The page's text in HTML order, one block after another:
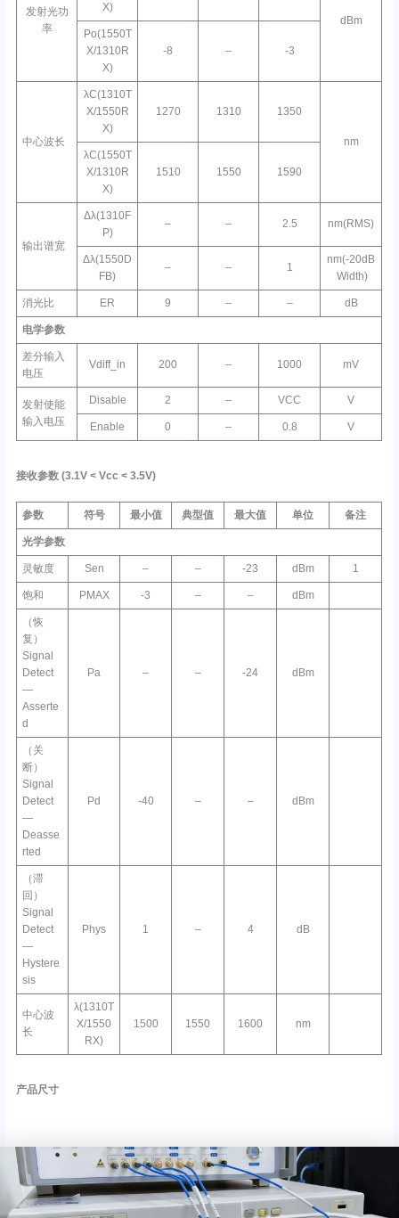
发射光功
率
X)
dBm
Po(1550T
X/1310R
X)
-8 – -3
中心波长
λC(1310T
X/1550R
X)
1270 1310 1350
nm
λC(1550T
X/1310R
X)
1510 1550 1590
输出谱宽
Δλ(1310F
P)
– – 2.5 nm(RMS)
Δλ(1550D
FB)
– – 1
nm(-20dB
Width)
消光比 ER 9 – – dB
电学参数
差分输入
电压
Vdiff_in 200 – 1000 mV
发射使能
输入电压
Disable 2 – VCC V
Enable 0 – 0.8 V
接收参数 (3.1V <Vcc < 3.5V)
参数 符号 最小值 典型值 最大值 单位 备注
光学参数
灵敏度 Sen – – -23 dBm 1
饱和 PMAX -3 – – dBm
（恢
复）
Signal
Detect
—
Asserte
d
Pa – – -24 dBm
（关
断）
Signal
Detect
—
Deasse
rted
Pd -40 – – dBm
（滞
回）
Signal
Detect
—
Hystere
sis
Phys 1 – 4 dB
中心波
长
λ(1310T
X/1550
RX)
1500 1550 1600 nm
产品尺寸